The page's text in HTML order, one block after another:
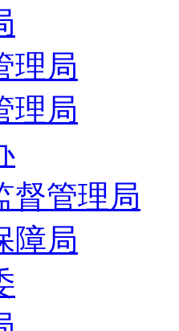
理局
理局
督管理局
障局